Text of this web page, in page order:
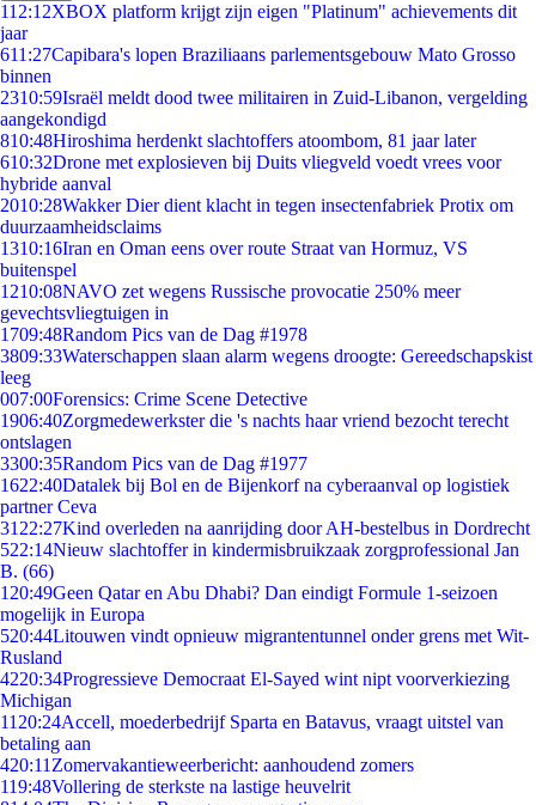
112:12XBOX platform krijgt zijn eigen "Platinum" achievements dit
jaar
611:27Capibara's lopen Braziliaans parlementsgebouw Mato Grosso
binnen
2310:59Israël meldt dood twee militairen in Zuid-Libanon, vergelding
aangekondigd
810:48Hiroshima herdenkt slachtoffers atoombom, 81 jaar later
610:32Drone met explosieven bij Duits vliegveld voedt vrees voor
hybride aanval
2010:28Wakker Dier dient klacht in tegen insectenfabriek Protix om
duurzaamheidsclaims
1310:16Iran en Oman eens over route Straat van Hormuz, VS
buitenspel
1210:08NAVO zet wegens Russische provocatie 250% meer
gevechtsvliegtuigen in
1709:48Random Pics van de Dag #1978
3809:33Waterschappen slaan alarm wegens droogte: Gereedschapskist
leeg
007:00Forensics: Crime Scene Detective
1906:40Zorgmedewerkster die 's nachts haar vriend bezocht terecht
ontslagen
3300:35Random Pics van de Dag #1977
1622:40Datalek bij Bol en de Bijenkorf na cyberaanval op logistiek
partner Ceva
31 22:27Kind overleden na aanrijding door AH-bestelbus in Dordrecht
522:14Nieuw slachtoffer in kindermisbruikzaak zorgprofessional Jan
B. (66)
1 20:49Geen Qatar en Abu Dhabi? Dan eindigt Formule 1-seizoen
mogelijk in Europa
520:44Litouwen vindt opnieuw migrantentunnel onder grens met Wit-
Rusland
4220:34Progressieve Democraat El-Sayed wint nipt voorverkiezing
Michigan
11 20:24Accell, moederbedrijf Sparta en Batavus, vraagt uitstel van
betaling aan
420:11 Zomervakantieweerbericht: aanhoudend zomers
119:48Vollering de sterkste na lastige heuvelrit